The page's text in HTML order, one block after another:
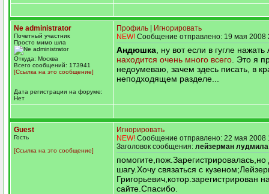
Ne administrator
Почетный участник
Просто мимо шла
Откуда: Москва
Всего сообщений: 173941
[Ссылка на это сообщение]
Дата регистрации на форуме:
Нет
Профиль
Игнорировать
NEW! Сообщение отправлено: 19 мая 2008
Андюшка , ну вот если в гугле
находится очень много всего . Это я
недоумеваю, зачем здесь писать, в
неподходящем разделе...
Guest
Гость
[Ссылка на это сообщение]
Игнорировать
NEW! Сообщение отправлено: 22 мая 2008
Заголовок сообщения: лейзерман
шагу.Хочу связаться с
Григорьевич,котор.зарегистрирован
сайте.Спасибо.